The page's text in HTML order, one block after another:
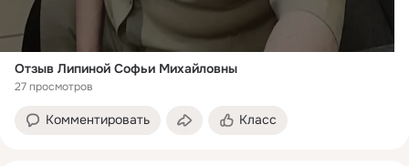
Отзыв Липиной Софьи Михайловны
27 просмотров
Комментировать Класс